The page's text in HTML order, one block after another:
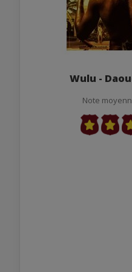
Wulu -
Note